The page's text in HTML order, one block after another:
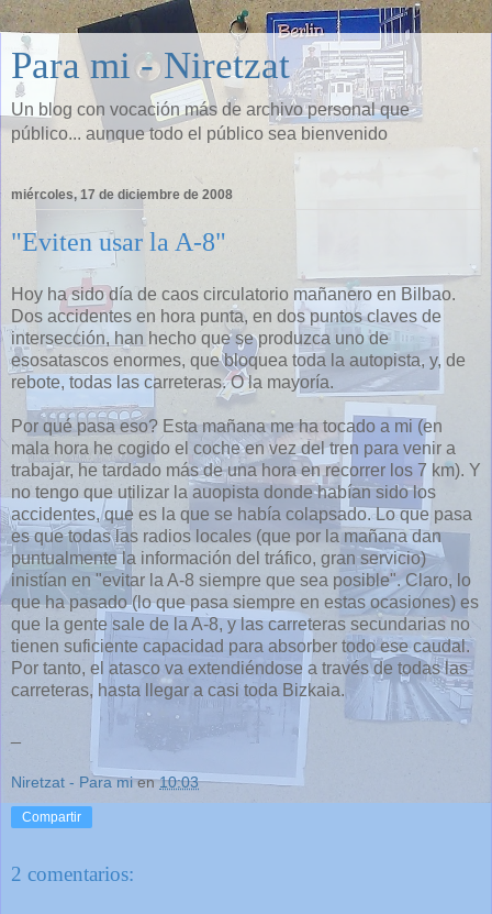
Para mi - Niretzat
Un blog con vocación más de archivo personal que
público... aunque todo el público sea bienvenido
miércoles, 17 de diciembre de 2008
"Eviten usar la A-8"
Hoy ha sido día de caos circulatorio mañanero en Bilbao.
Dos accidentes en hora punta, en dos puntos claves de
intersección, han hecho que se produzca uno de
esosatascos enormes, que bloquea toda la autopista, y, de
rebote, todas las carreteras. O la mayoría.
Por qué pasa eso? Esta mañana me ha tocado a mi (en
mala hora he cogido el coche en vez del tren para venir a
trabajar, he tardado más de una hora en recorrer los 7 km). Y
no tengo que utilizar la auopista donde habían sido los
accidentes, que es la que se había colapsado. Lo que pasa
es que todas las radios locales (que por la mañana dan
puntualmente la información del tráfico, gran servicio)
inistían en "evitar la A-8 siempre que sea posible". Claro, lo
que ha pasado (lo que pasa siempre en estas ocasiones) es
que la gente sale de la A-8, y las carreteras secundarias no
tienen suficiente capacidad para absorber todo ese caudal.
Por tanto, el atasco va extendiéndose a través de todas las
carreteras, hasta llegar a casi toda Bizkaia.
Niretzat - Para mi en10:03
Compartir
2 comentarios: